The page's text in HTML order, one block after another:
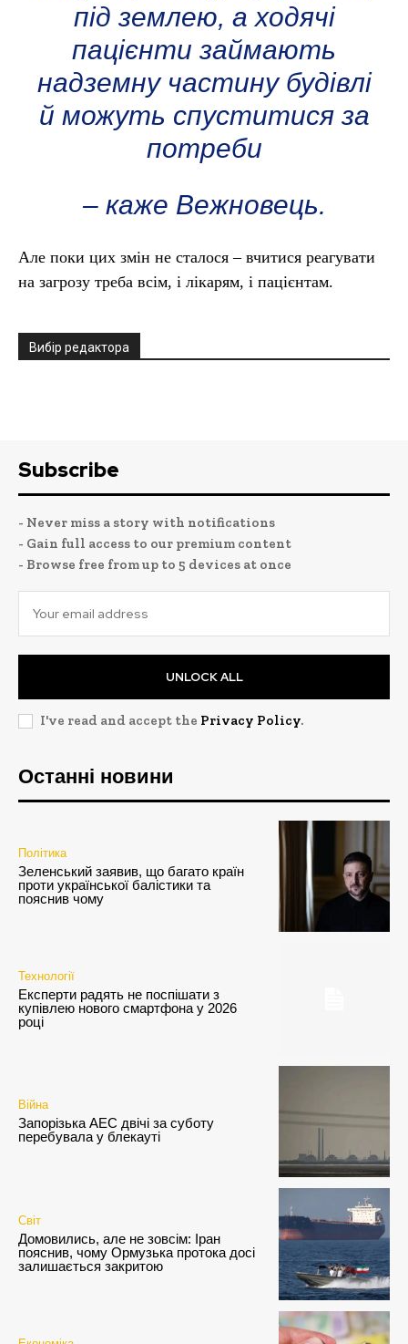
під землею, а ходячі
пацієнти займають
надземну частину будівлі
й можуть спуститися за
потреби
– каже Вежновець.
Але поки цих змін не сталося – вчитися реагувати
на загрозу треба всім, і лікарям, і пацієнтам.
Вибір редактора
Subscribe
- Never miss a story with notifications
- Gain full access to our premium content
- Browse free from up to 5 devices at once
UNLOCK ALL
I've read and accept the Privacy Policy.
Останні новини
Політика
Зеленський заявив, що багато країн
проти української балістики та
пояснив чому
Технології
Експерти радять не поспішати з
купівлею нового смартфона у 2026
році
Війна
Запорізька АЕС двічі за суботу
перебувала у блекауті
Світ
Домовились, але не зовсім: Іран
пояснив, чому Ормузька протока досі
залишається закритою